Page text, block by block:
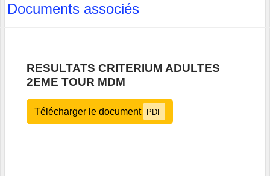
Documents associés
RESULTATS CRITERIUM ADULTES
2EME TOUR MDM
Télécharger le document PDF